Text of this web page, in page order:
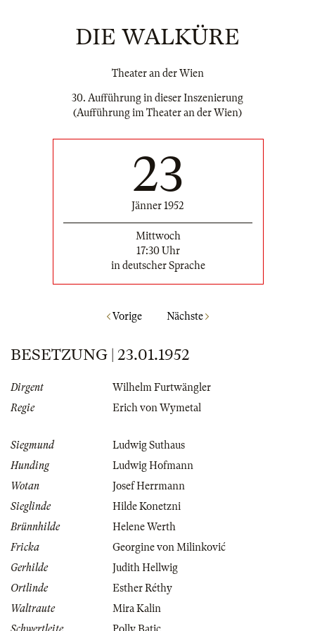
DIE WALKÜRE
Theater an der Wien
30. Aufführung in dieser Inszenierung
(Aufführung im Theater an der Wien)
23
Jänner 1952
Mittwoch
17:30 Uhr
in deutscher Sprache
Vorige Nächste
BESETZUNG | 23.01.1952
Dirgent
Wilhelm Furtwängler
Regie
Erich von Wymetal
Siegmund
Ludwig Suthaus
Hunding
Ludwig Hofmann
Wotan
Josef Herrmann
Sieglinde
Hilde Konetzni
Brünnhilde
Helene Werth
Fricka
Georgine von Milinković
Gerhilde
Judith Hellwig
Ortlinde
Esther Réthy
Waltraute
Mira Kalin
Schwertleite
Polly Batic